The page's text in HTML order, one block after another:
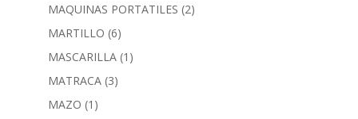
MAQUINAS PORTATILES (2)
MARTILLO (6)
MASCARILLA (1)
MATRACA (3)
MAZO (1)